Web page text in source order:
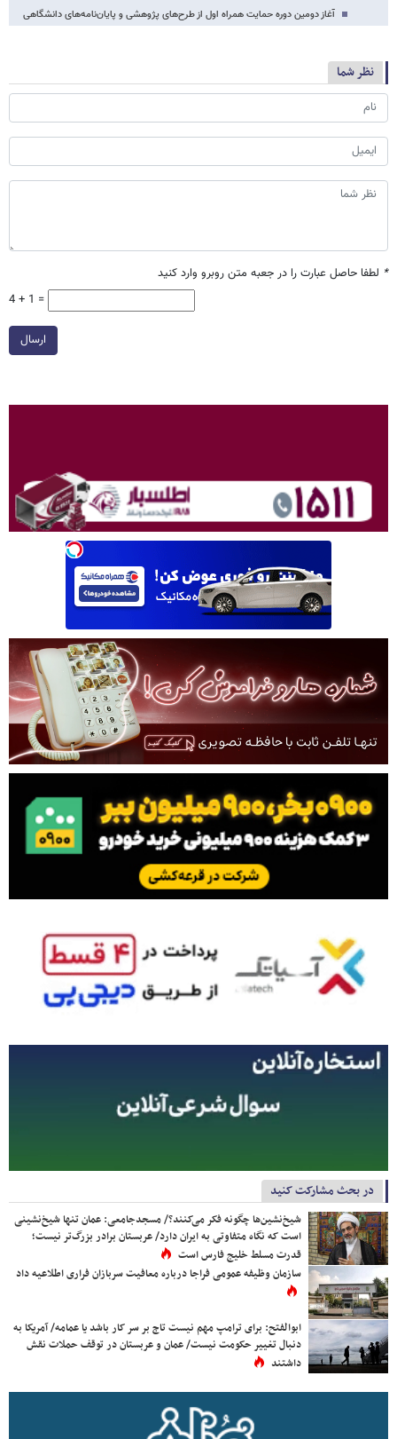
آغاز دومین دوره حمایت همراه اول از طرح‌های پژوهشی و پایان‌نامه‌های دانشگاهی
نظر شما
* لطفا حاصل عبارت را در جعبه متن روبرو وارد کنید
4 + 1 =
ارسال
در بحث مشارکت کنید
شیخ‌نشین‌ها چگونه فکر می‌کنند؟/ مسجدجامعی: عمان تنها شیخ‌نشینی
است که نگاه متفاوتی به ایران دارد/ عربستان برادر بزرگ‌تر نیست؛
قدرت مسلط خلیج فارس است
سازمان وظیفه عمومی فراجا درباره معافیت سربازان فراری اطلاعیه داد
ابوالفتح: برای ترامپ مهم نیست تاج بر سر کار باشد یا عمامه/ آمریکا به
دنبال تغییر حکومت نیست/ عمان و عربستان در توقف حملات نقش
داشتند